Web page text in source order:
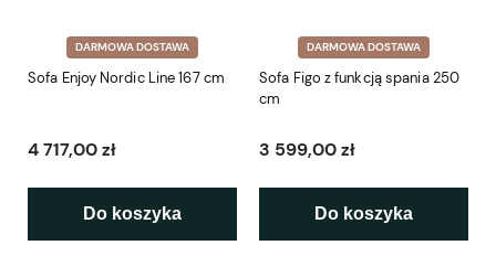
DARMOWA DOSTAWA
Sofa Enjoy Nordic Line 167 cm
4 717,00 zł
Do koszyka
DARMOWA DOSTAWA
Sofa Figo z funkcją spania 250
cm
3 599,00 zł
Do koszyka